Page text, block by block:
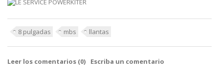
8 pulgadas mbs llantas
Leer los comentarios (0) Escriba un comentario